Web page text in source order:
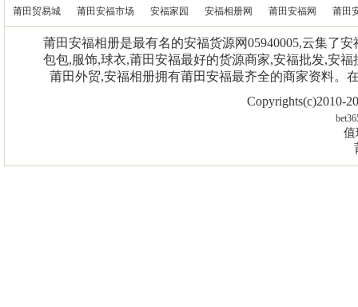
莆田贸易城 莆田安福市场 安福家园 安福相册网 莆田安福网 莆田
莆田安福相册是最有名的安福货源网05940005,云集了
包包,服饰,球衣,莆田安福最好的货源商家,安福批发,安
莆田外贸,安福相册拥有莆田安福最齐全的商家资料。
Copyrights(c)2010-
值